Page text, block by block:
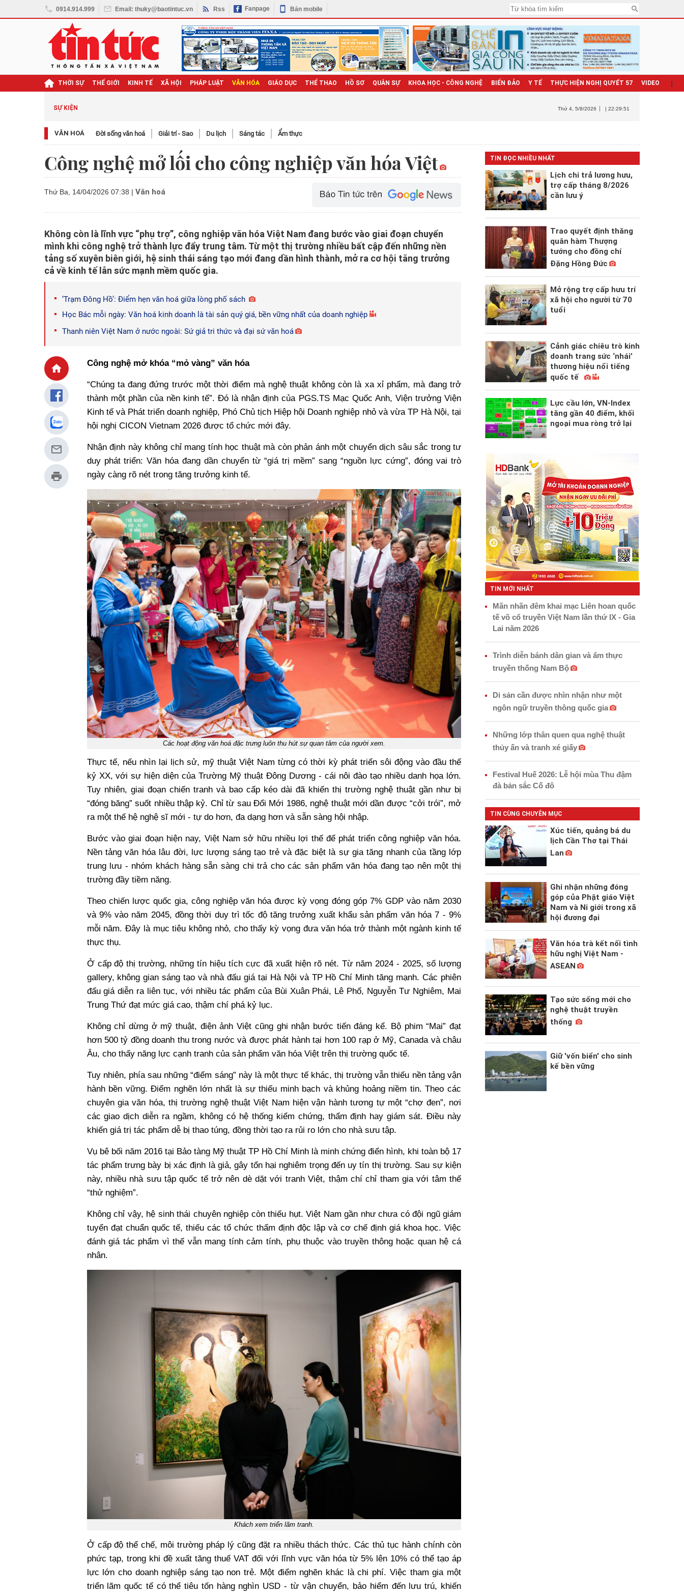
0914.914.999 Email: thuky@baotintuc.vn Rss Fanpage Bản mobile
THỜI SỰ THẾ GIỚI KINH TẾ XÃ HỘI PHÁP LUẬT VĂN HÓA GIÁO DỤC THỂ THAO HỒ SƠ QUÂN SỰ KHOA HỌC - CÔNG NGHỆ BIỂN ĐẢO Y TẾ THỰC HIỆN NGHỊ QUYẾT 57 VIDEO
SỰ KIỆN
quyết Đại hội XIV Thứ 4 , 5/8/2026 | 22:29:52
VĂN HOÁ Đời sống văn hoá Giải trí - Sao Du lịch Sáng tác Ẩm thực
Công nghệ mở lối cho công nghiệp văn hóa Việt
Thứ Ba, 14/04/2026 07:38 | Văn hoá
Không còn là lĩnh vực “phụ trợ”, công nghiệp văn hóa Việt Nam đang bước vào giai đoạn chuyển
mình khi công nghệ trở thành lực đẩy trung tâm. Từ một thị trường nhiều bất cập đến những nền
tảng số xuyên biên giới, hệ sinh thái sáng tạo mới đang dần hình thành, mở ra cơ hội tăng trưởng
cả về kinh tế lẫn sức mạnh mềm quốc gia.
‘Trạm Đông Hồ’: Điểm hẹn văn hoá giữa lòng phố sách
Học Bác mỗi ngày: Văn hoá kinh doanh là tài sản quý giá, bền vững nhất của doanh nghiệp
Thanh niên Việt Nam ở nước ngoài: Sứ giả tri thức và đại sứ văn hoá
Công nghệ mở khóa “mỏ vàng” văn hóa
“Chúng ta đang đứng trước một thời điểm mà nghệ thuật không còn là xa xỉ phẩm, mà đang trở
thành một phần của nền kinh tế”. Đó là nhận định của PGS.TS Mạc Quốc Anh, Viện trưởng Viện
Kinh tế và Phát triển doanh nghiệp, Phó Chủ tịch Hiệp hội Doanh nghiệp nhỏ và vừa TP Hà Nội, tại
hội nghị CICON Vietnam 2026 được tổ chức mới đây.
Nhận định này không chỉ mang tính học thuật mà còn phản ánh một chuyển dịch sâu sắc trong tư
duy phát triển: Văn hóa đang dần chuyển từ “giá trị mềm” sang “nguồn lực cứng”, đóng vai trò
ngày càng rõ nét trong tăng trưởng kinh tế.
Các hoạt động văn hoá đặc trưng luôn thu hút sự quan tâm của người xem.
Thực tế, nếu nhìn lại lịch sử, mỹ thuật Việt Nam từng có thời kỳ phát triển sôi động vào đầu thế
kỷ XX, với sự hiện diện của Trường Mỹ thuật Đông Dương - cái nôi đào tạo nhiều danh họa lớn.
Tuy nhiên, giai đoạn chiến tranh và bao cấp kéo dài đã khiến thị trường nghệ thuật gần như bị
“đóng băng” suốt nhiều thập kỷ. Chỉ từ sau Đổi Mới 1986, nghệ thuật mới dần được “cởi trói”, mở
ra một thế hệ nghệ sĩ mới - tự do hơn, đa dạng hơn và sẵn sàng hội nhập.
Bước vào giai đoạn hiện nay, Việt Nam sở hữu nhiều lợi thế để phát triển công nghiệp văn hóa.
Nền tảng văn hóa lâu đời, lực lượng sáng tạo trẻ và đặc biệt là sự gia tăng nhanh của tầng lớp
trung lưu - nhóm khách hàng sẵn sàng chi trả cho các sản phẩm văn hóa đang tạo nên một thị
trường đầy tiềm năng.
Theo chiến lược quốc gia, công nghiệp văn hóa được kỳ vọng đóng góp 7% GDP vào năm 2030
và 9% vào năm 2045, đồng thời duy trì tốc độ tăng trưởng xuất khẩu sản phẩm văn hóa 7 - 9%
mỗi năm. Đây là mục tiêu không nhỏ, cho thấy kỳ vọng đưa văn hóa trở thành một ngành kinh tế
thực thụ.
Ở cấp độ thị trường, những tín hiệu tích cực đã xuất hiện rõ nét. Từ năm 2024 - 2025, số lượng
gallery, không gian sáng tạo và nhà đấu giá tại Hà Nội và TP Hồ Chí Minh tăng mạnh. Các phiên
đấu giá diễn ra liên tục, với nhiều tác phẩm của Bùi Xuân Phái, Lê Phổ, Nguyễn Tư Nghiêm, Mai
Trung Thứ đạt mức giá cao, thậm chí phá kỷ lục.
Không chỉ dừng ở mỹ thuật, điện ảnh Việt cũng ghi nhận bước tiến đáng kể. Bộ phim “Mai” đạt
hơn 500 tỷ đồng doanh thu trong nước và được phát hành tại hơn 100 rạp ở Mỹ, Canada và châu
Âu, cho thấy năng lực cạnh tranh của sản phẩm văn hóa Việt trên thị trường quốc tế.
Tuy nhiên, phía sau những “điểm sáng” này là một thực tế khác, thị trường vẫn thiếu nền tảng vận
hành bền vững. Điểm nghẽn lớn nhất là sự thiếu minh bạch và khủng hoảng niềm tin. Theo các
chuyên gia văn hóa, thị trường nghệ thuật Việt Nam hiện vận hành tương tự một “chợ đen”, nơi
các giao dịch diễn ra ngầm, không có hệ thống kiểm chứng, thẩm định hay giám sát. Điều này
khiến giá trị tác phẩm dễ bị thao túng, đồng thời tạo ra rủi ro lớn cho nhà sưu tập.
Vụ bê bối năm 2016 tại Bảo tàng Mỹ thuật TP Hồ Chí Minh là minh chứng điển hình, khi toàn bộ 17
tác phẩm trưng bày bị xác định là giả, gây tổn hại nghiêm trọng đến uy tín thị trường. Sau sự kiện
này, nhiều nhà sưu tập quốc tế trở nên dè dặt với tranh Việt, thậm chí chỉ tham gia với tâm thế
“thử nghiệm”.
Không chỉ vậy, hệ sinh thái chuyên nghiệp còn thiếu hụt. Việt Nam gần như chưa có đội ngũ giám
tuyển đạt chuẩn quốc tế, thiếu các tổ chức thẩm định độc lập và cơ chế định giá khoa học. Việc
đánh giá tác phẩm vì thế vẫn mang tính cảm tính, phụ thuộc vào truyền thông hoặc quan hệ cá
nhân.
Khách xem triển lãm tranh.
Ở cấp độ thể chế, môi trường pháp lý cũng đặt ra nhiều thách thức. Các thủ tục hành chính còn
phức tạp, trong khi đề xuất tăng thuế VAT đối với lĩnh vực văn hóa từ 5% lên 10% có thể tạo áp
lực lớn cho doanh nghiệp sáng tạo non trẻ. Một điểm nghẽn khác là chi phí. Việc tham gia một
triển lãm quốc tế có thể tiêu tốn hàng nghìn USD - từ vận chuyển, bảo hiểm đến lưu trú, khiến
TIN ĐỌC NHIỀU NHẤT
Lịch chi trả lương hưu,
trợ cấp tháng 8/2026
cần lưu ý
Trao quyết định thăng
quân hàm Thượng
tướng cho đồng chí
Đặng Hồng Đức
Mở rộng trợ cấp hưu trí
xã hội cho người từ 70
tuổi
Cảnh giác chiêu trò kinh
doanh trang sức ‘nhái’
thương hiệu nổi tiếng
quốc tế
Lực cầu lớn, VN-Index
tăng gần 40 điểm, khối
ngoại mua ròng trở lại
TIN MỚI NHẤT
Mãn nhãn đêm khai mạc Liên hoan quốc
tế võ cổ truyền Việt Nam lần thứ IX - Gia
Lai năm 2026
Trình diễn bánh dân gian và ẩm thực
truyền thống Nam Bộ
Di sản cần được nhìn nhận như một
ngôn ngữ truyền thông quốc gia
Những lớp thân quen qua nghệ thuật
thủy ấn và tranh xé giấy
Festival Huế 2026: Lễ hội mùa Thu đậm
đà bản sắc Cố đô
TIN CÙNG CHUYÊN MỤC
Xúc tiến, quảng bá du
lịch Cần Thơ tại Thái
Lan
Ghi nhận những đóng
góp của Phật giáo Việt
Nam và Ni giới trong xã
hội đương đại
Văn hóa trà kết nối tình
hữu nghị Việt Nam -
ASEAN
Tạo sức sống mới cho
nghệ thuật truyền
thống
Giữ 'vốn biển' cho sinh
kế bền vững